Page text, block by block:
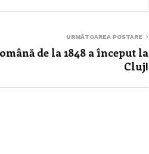
URMĂTOAREA POSTARE
de la 1848 a început la
Cluj!